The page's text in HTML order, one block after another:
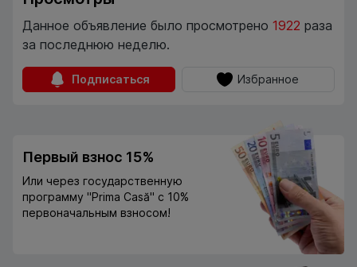
Данное объявление было просмотрено 1922 раза
за последнюю неделю.
Подписаться Избранное
Первый взнос 15%
Или через государственную
программу "Prima Casă" с 10%
первоначальным взносом!